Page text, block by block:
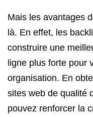
Mais les avantages
là. En effet, les
construire une
ligne plus forte pour
organisation. En
sites web de qualité
pouvez renforcer la